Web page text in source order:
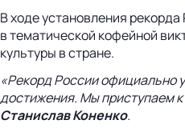
В ходе установления
в тематической кофейной
культуры в стране.
«Рекорд России официально
достижения. Мы приступаем
Станислав Коненко.